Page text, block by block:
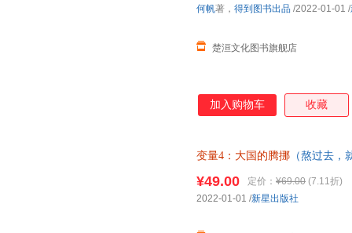
楚洹文化图书旗舰店
何帆著， 得到图书出品 /2022-01-01 /
加入购物车 收藏
变量4：大国的腾挪 （熬过去
¥49.00 定价： ¥69.00 (7.11折)
2022-01-01 /新星出版社